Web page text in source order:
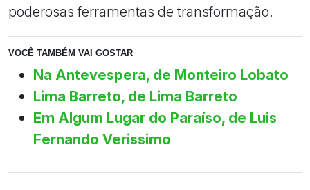
poderosas ferramentas de transformação.
VOCÊ TAMBÉM VAI GOSTAR
Na Antevespera, de Monteiro Lobato
Lima Barreto, de Lima Barreto
Em Algum Lugar do Paraíso, de Luis
Fernando Verissimo